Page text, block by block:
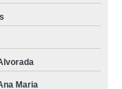
Maria